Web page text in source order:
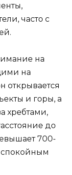
часто с
на
на
открывается
и горы, а
хребтами,
до
700-
спокойным